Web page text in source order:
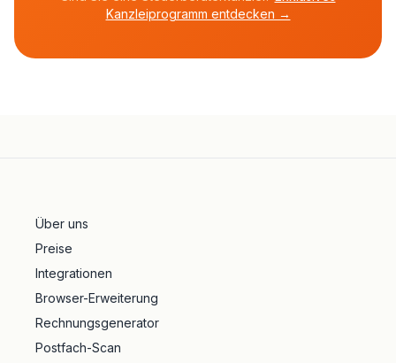
Kanzleiprogramm entdecken →
Über uns
Preise
Integrationen
Browser-Erweiterung
Rechnungsgenerator
Postfach-Scan